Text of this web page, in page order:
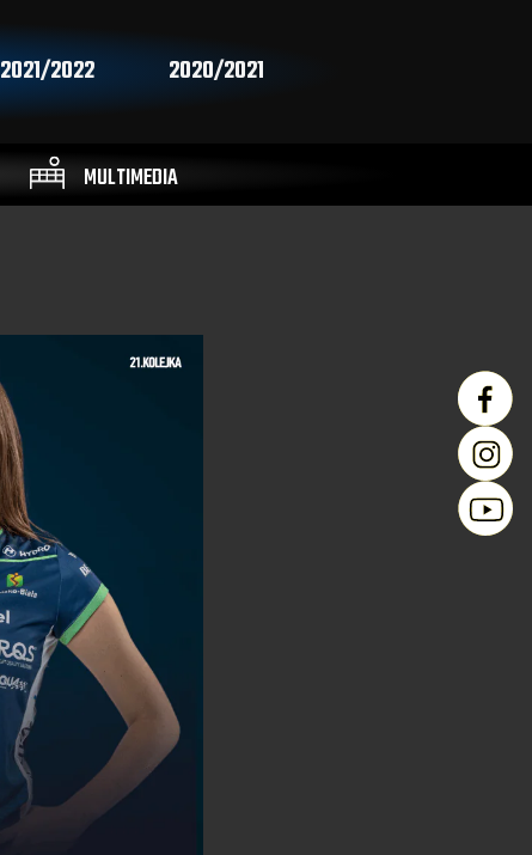
2021/2022 2020/2021
MULTIMEDIA